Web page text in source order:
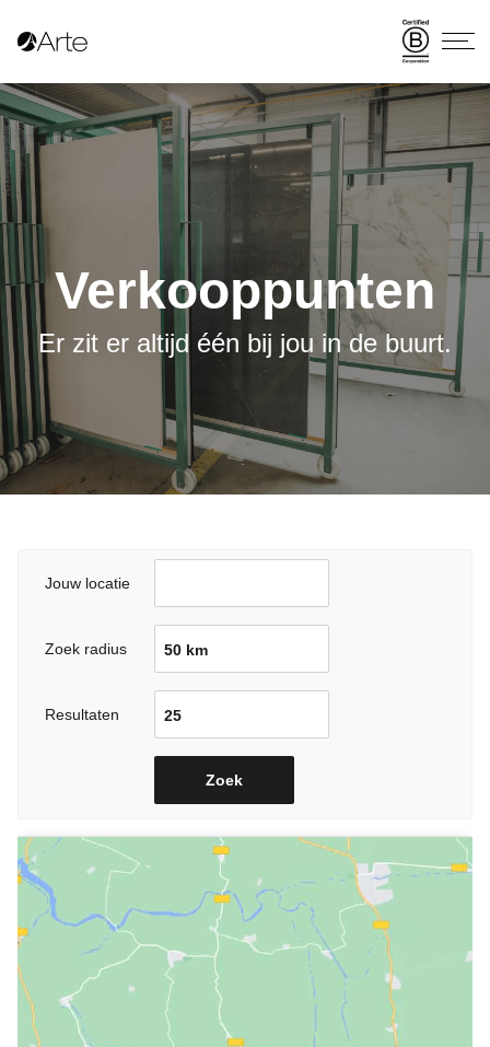
Verkooppunten
Er zit er altijd één bij jou in de buurt.
Jouw locatie
Zoek radius
Resultaten